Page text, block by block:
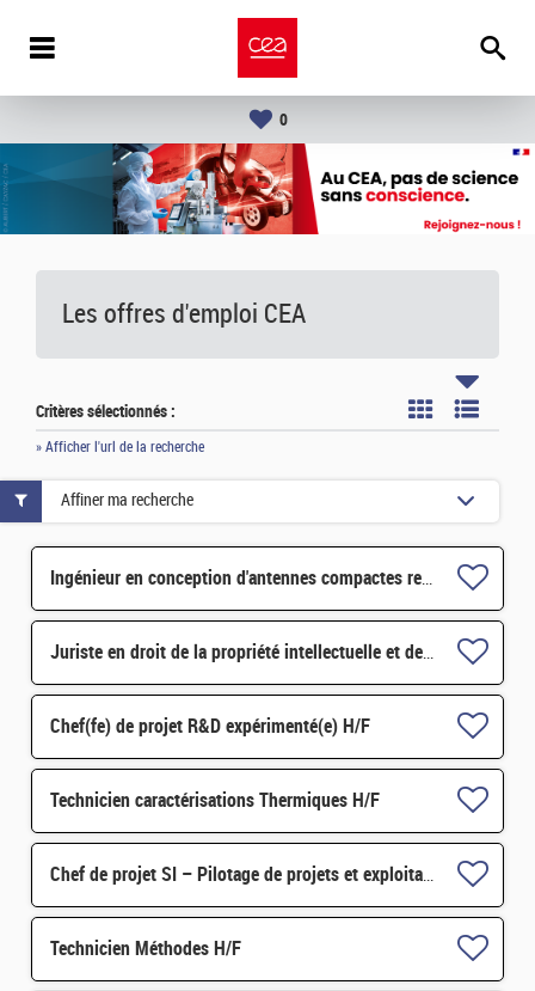
0
Les offres d'emploi CEA
Critères sélectionnés :
» Afficher l'url de la recherche
Ingénieur en conception d'antennes compactes reconfigurables électroniquement H/F
Juriste en droit de la propriété intellectuelle et des contrats H/F
Chef(fe) de projet R&D expérimenté(e) H/F
Technicien caractérisations Thermiques H/F
Chef de projet SI – Pilotage de projets et exploitation applicative H/F
Technicien Méthodes H/F
Affiner ma recherche